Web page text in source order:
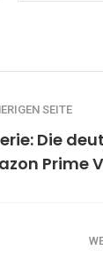
SEITE
Die
Prime